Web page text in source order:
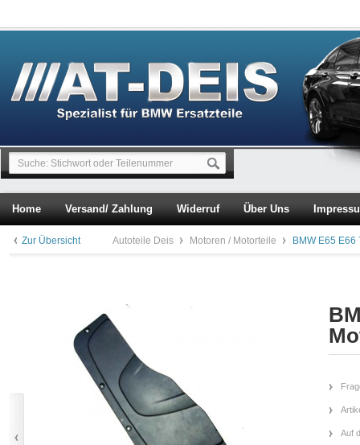
Home Versand/ Zahlung Widerruf Über Uns
Zur Übersicht Autoteile Deis Motoren / Motorteile BMW E65
Auf